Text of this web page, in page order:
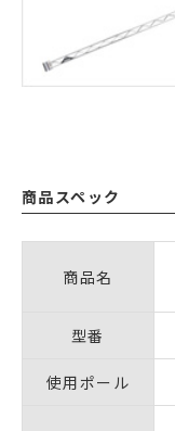
商品スペック
商品名
型番
使用ポール